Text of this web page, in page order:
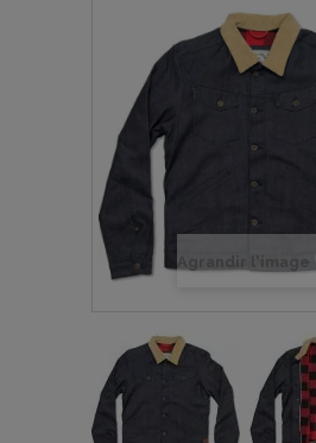
Agrandir l'image